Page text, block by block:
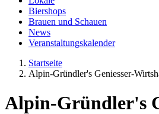
Biershops
Brauen und Schauen
News
Veranstaltungskalender
Startseite
Alpin-Gründler's Geniesser-
Alpin-Gründler's